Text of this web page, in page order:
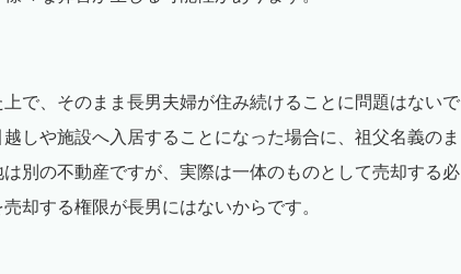
で、そのまま長男夫婦が住み続けることに問題はないで
しや施設へ入居することになった場合に、祖父名義のま
別の不動産ですが、実際は一体のものとして売却する必
却する権限が長男にはないからです。